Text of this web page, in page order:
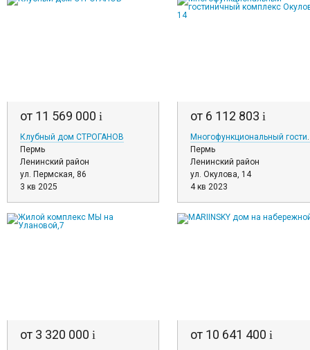
от 11 569 000 i
Клубный дом СТРОГАНОВ
Пермь
Ленинский район
ул. Пермская, 86
3 кв 2025
от 6 112 803 i
Пермь
Ленинский район
ул. Окулова, 14
4 кв 2023
от 3 320 000 i от 10 641 400 i